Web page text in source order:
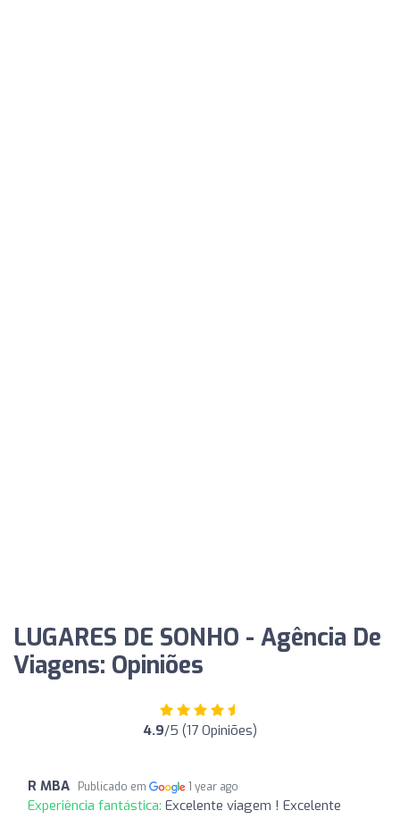
LUGARES DE SONHO - Agência De
Viagens: Opiniões
4.9/5 (17 Opiniões)
R MBA Publicado em 1 year ago
Experiência fantástica: Excelente viagem ! Excelente